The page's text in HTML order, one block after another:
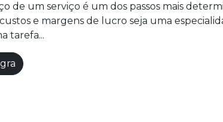
de um serviço é um dos passos mais
e margens de lucro seja uma
tarefa...